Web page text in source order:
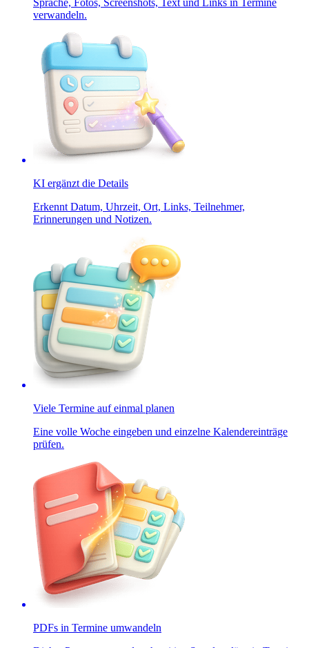
Sprache, Fotos, Screenshots, Text und Links in Termine
verwandeln.
KI ergänzt die Details
Erkennt Datum, Uhrzeit, Ort, Links, Teilnehmer,
Erinnerungen und Notizen.
Viele Termine auf einmal planen
Eine volle Woche eingeben und einzelne Kalendereinträge
prüfen.
PDFs in Termine umwandeln